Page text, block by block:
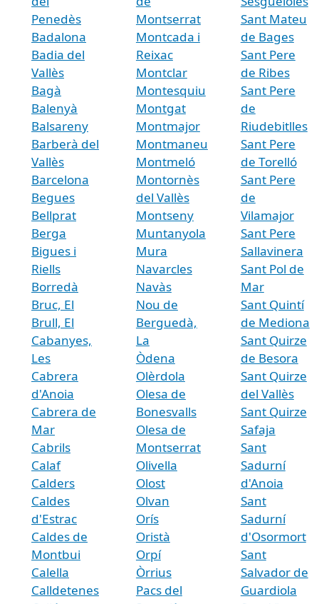
Penedès
Badalona
Badia del
Vallès
Bagà
Balenyà
Balsareny
Barberà del
Vallès
Barcelona
Begues
Bellprat
Berga
Bigues i
Riells
Borredà
Bruc, El
Brull, El
Cabanyes,
Les
Cabrera
d'Anoia
Cabrera de
Mar
Cabrils
Calaf
Calders
Caldes
d'Estrac
Caldes de
Montbui
Calella
Calldetenes
Montserrat
Montcada i
Reixac
Montclar
Montesquiu
Montgat
Montmajor
Montmaneu
Montmeló
Montornès
del Vallès
Montseny
Muntanyola
Mura
Navarcles
Navàs
Nou de
Berguedà,
La
Òdena
Olèrdola
Olesa de
Bonesvalls
Olesa de
Montserrat
Olivella
Olost
Olvan
Orís
Oristà
Orpí
Òrrius
Pacs del
Sant Mateu
de Bages
Sant Pere
de Ribes
Sant Pere
de
Riudebitlles
Sant Pere
de Torelló
Sant Pere
de
Vilamajor
Sant Pere
Sallavinera
Sant Pol de
Mar
Sant Quintí
de Mediona
Sant Quirze
de Besora
Sant Quirze
del Vallès
Sant Quirze
Safaja
Sant
Sadurní
d'Anoia
Sant
Sadurní
d'Osormort
Sant
Salvador de
Guardiola